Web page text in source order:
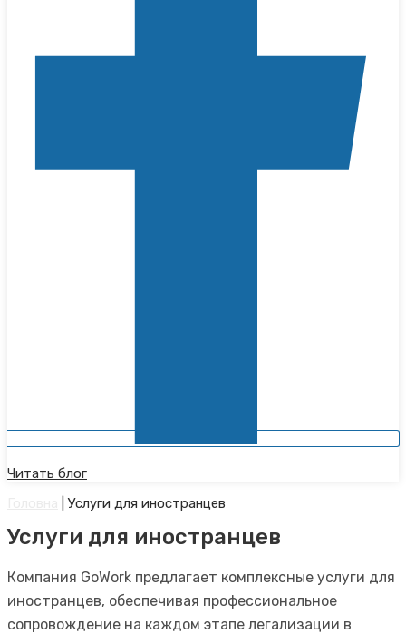
Читать блог
|Услуги для иностранцев
Услуги для иностранцев
Компания GoWork предлагает комплексные услуги для
иностранцев, обеспечивая профессиональное
сопровождение на каждом этапе легализации в